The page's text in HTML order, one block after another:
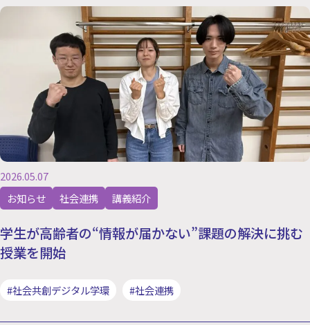
2026.05.07
お知らせ
社会連携 講義紹介
学生が高齢者の“情報が届かない”課題の解決に挑む
授業を開始
#社会共創デジタル学環 #社会連携